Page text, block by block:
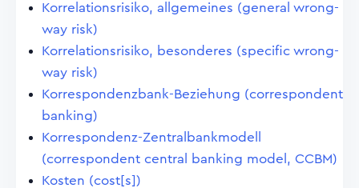
Korrelationsrisiko, allgemeines (general wrong-
way risk)
Korrelationsrisiko, besonderes (specific wrong-
way risk)
Korrespondenzbank-Beziehung (correspondent
banking)
Korrespondenz-Zentralbankmodell
(correspondent central banking model, CCBM)
Kosten (cost[s])